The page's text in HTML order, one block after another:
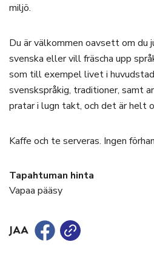
miljö.
Du är välkommen oavsett om du
svenska eller vill fräscha upp
som till exempel livet i
svenskspråkig, traditioner, samt
pratar i lugn takt, och det är helt
Kaffe och te serveras. Ingen
Tapahtuman hinta
Vapaa pääsy
JAA